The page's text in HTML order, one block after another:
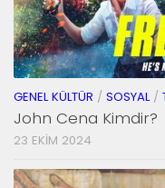
GENEL KÜLTÜR / SOSYAL/
John Cena Kimdir?
23 EKIM 2024